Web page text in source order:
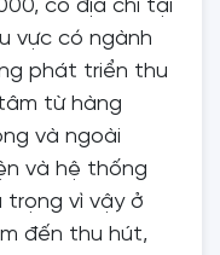
có địa chỉ tại
vực có ngành
phát triển thu
từ hàng
và ngoài
và hệ thống
vì vậy ở
đến thu hút,